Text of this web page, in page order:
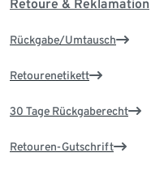
Retoure & Reklamation
Rückgabe/Umtausch
Retourenetikett
30 Tage Rückgaberecht
Retouren-Gutschrift